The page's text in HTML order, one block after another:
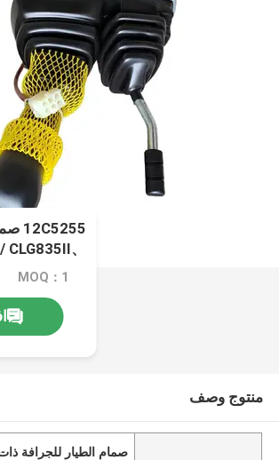
、
CLG855
MOQ：1
منتوج وصف